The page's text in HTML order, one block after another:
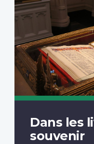
Dans les
souvenir